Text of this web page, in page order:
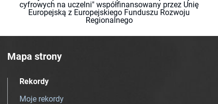
cyfrowych na uczelni" współfinansowany przez Unię
Europejską z Europejskiego Funduszu Rozwoju
Regionalnego
Mapa strony
Rekordy
Moje rekordy